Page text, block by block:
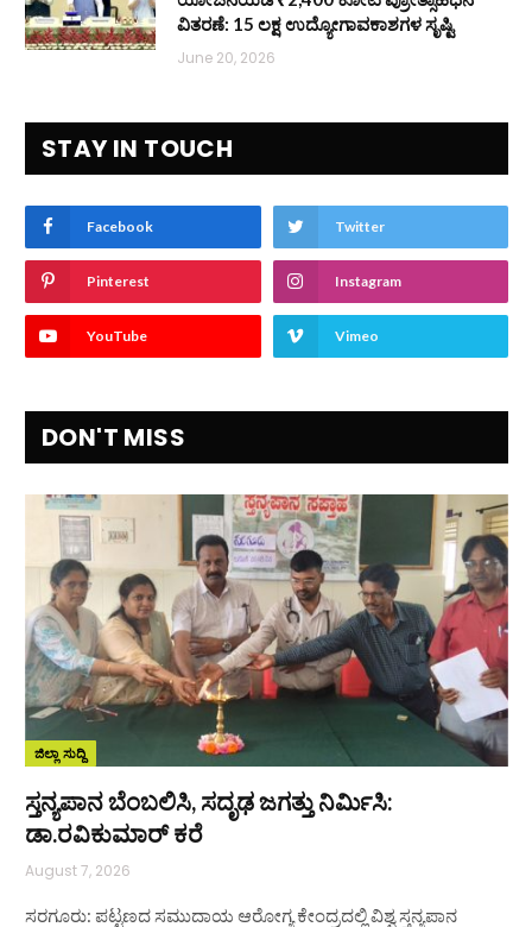
ವಿತರಣೆ: 15 ಲಕ್ಷ ಉದ್ಯೋಗಾವಕಾಶಗಳ ಸೃಷ್ಟಿ
June 20, 2026
STAY IN TOUCH
Facebook Twitter
Pinterest Instagram
YouTube Vimeo
DON'T MISS
ಜಿಲ್ಲಾ ಸುದ್ದಿ
ಸ್ತನ್ಯಪಾನ ಬೆಂಬಲಿಸಿ, ಸದೃಢ ಜಗತ್ತು ನಿರ್ಮಿಸಿ:
ಡಾ.ರವಿಕುಮಾರ್ ಕರೆ
August 7, 2026
ಸರಗೂರು: ಪಟ್ಟಣದ ಸಮುದಾಯ ಆರೋಗ್ಯ ಕೇಂದ್ರದಲ್ಲಿ ವಿಶ್ವ ಸ್ತನ್ಯಪಾನ